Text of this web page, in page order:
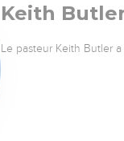
Keith
Le pasteur Keith Butler